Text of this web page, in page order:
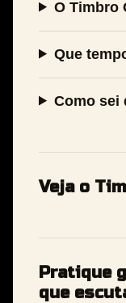
O Timbro
Que
Como sei
Veja o
Pratique
que